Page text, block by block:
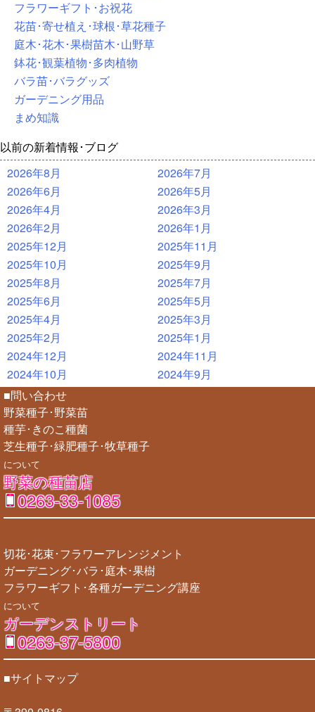
フラワーギフト･お祝花
花苗･寄せ植え･球根･草花種子
庭木･花木･果樹苗木･山野草
鉢花･観葉植物･多肉植物
バラ苗･バラグッズ
ガーデニング用品
まめ知識
以前の新着情報･ブログ
2026年8月
2026年7月
2026年6月
2026年5月
2026年4月
2026年3月
2026年2月
2026年1月
2025年12月
2025年11月
2025年10月
2025年9月
2025年8月
2025年7月
2025年6月
2025年5月
2025年4月
2025年3月
2025年2月
2025年1月
2024年12月
2024年11月
2024年10月
2024年9月
■問い合わせ
野菜種子･野菜苗
種芋･きのこ種菌
芝生種子･緑肥種子･牧草種子
について
野菜の種苗店
0263-33-1085
切花･花束･フラワーアレンジメント
ガーデニング･バラ･庭木･果樹
フラワーギフト･各種ガーデニング講座
について
ガーデンストリート
0263-37-5800
■サイトマップ